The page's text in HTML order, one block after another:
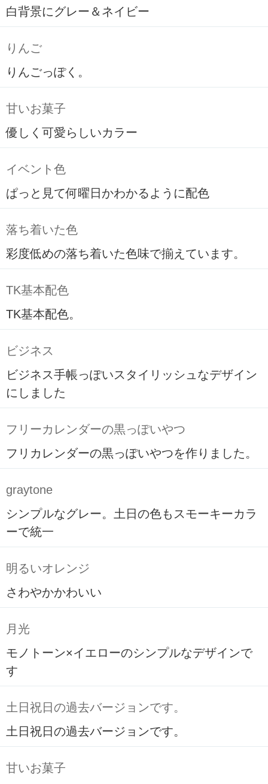
白背景にグレー＆ネイビー
りんご
りんごっぽく。
甘いお菓子
優しく可愛らしいカラー
イベント色
ぱっと見て何曜日かわかるように配色
落ち着いた色
彩度低めの落ち着いた色味で揃えています。
TK基本配色
TK基本配色。
ビジネス
ビジネス手帳っぽいスタイリッシュなデザイン
にしました
フリーカレンダーの黒っぽいやつ
フリカレンダーの黒っぽいやつを作りました。
graytone
シンプルなグレー。土日の色もスモーキーカラ
ーで統一
明るいオレンジ
さわやかかわいい
月光
モノトーン×イエローのシンプルなデザインで
す
土日祝日の過去バージョンです。
土日祝日の過去バージョンです。
甘いお菓子